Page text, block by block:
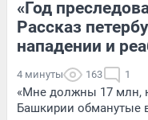
«Год
Рассказ
нападении и
4 минуты 163 1
«Мне должны 17 млн,
Башкирии обманутые